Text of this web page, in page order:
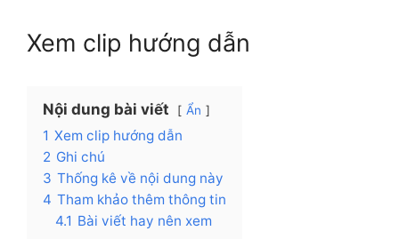
Xem clip hướng dẫn
Nội dung bài viết Ẩn
1 Xem clip hướng dẫn
2 Ghi chú
3 Thống kê về nội dung này
4 Tham khảo thêm thông tin
4.1 Bài viết hay nên xem